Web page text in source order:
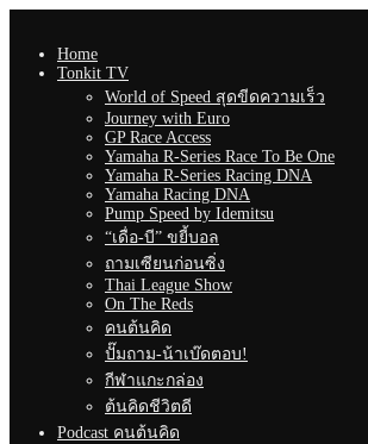
Home
Tonkit TV
World of Speed สุดขีดความเร็ว
Journey with Euro
GP Race Access
Yamaha R-Series Race To Be One
Yamaha R-Series Racing DNA
Yamaha Racing DNA
Pump Speed by Idemitsu
“เดื่อ-บี” ขยี้บอล
ถามเซียนก่อนซิ่ง
Thai League Show
On The Reds
คนต้นคิด
ปั๊มถาม-น้าเบ๊ดตอบ!
กีฬาแกะกล่อง
ต้นคิดชีวิตดี
Podcast คนต้นคิด